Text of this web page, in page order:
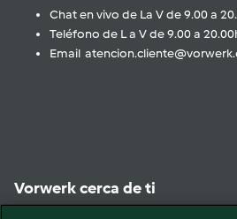
Chat en vivo de La V de 9.00 a
Teléfono de L a V de 9.00 a
Email
Vorwerk cerca de ti